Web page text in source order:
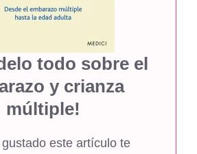
todo sobre el
y crianza
múltiple!
este artículo te